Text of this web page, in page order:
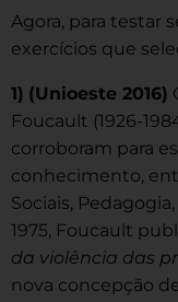
Agora, para testar
exercícios que
1) (Unioeste 2016)
Foucault (1926-
corroboram para
conhecimento,
Sociais,
1975, Foucault
da violência das
nova concepção